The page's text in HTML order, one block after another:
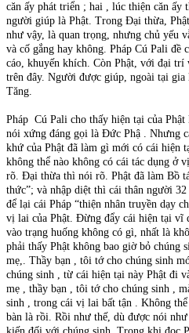
căn ấy phát triển ; hai , lúc thiện căn ấy
người giúp là Phật. Trong Đại thừa,
như vậy, là quan trọng, nhưng chủ yếu
và cố gắng hay không. Pháp Cú Pali đề
cáo, khuyến khích. Còn Phật, với đại
trên đây. Người được giúp, ngoài tại gia
Tăng.
Pháp Cú Pali cho thấy hiện tại của
nói xứng đáng gọi là Đức Phậ . Nhưng
khứ của Phật đã làm gì mới có cái hiện
không thể nào không có cái tác dụng ở
rõ. Đại thừa thì nói rõ. Phật đã làm Bồ
thức”; và nhập diệt thì cái thân người
để lại cái Pháp “thiện nhân truyền dạy
vị lai của Phật. Đừng đẩy cái hiện tại vĩ
vào trạng huống không có gì, nhất là
phải thấy Phật không bao giờ bỏ chúng
mẹ,. Thầy bạn , tôi tớ cho chúng sinh
chúng sinh , từ cái hiện tại này Phật đi
mẹ , thầy bạn , tôi tớ cho chúng sinh ,
sinh , trong cái vị lai bất tận . Không
bàn là rồi. Rồi như thế, dù được nói